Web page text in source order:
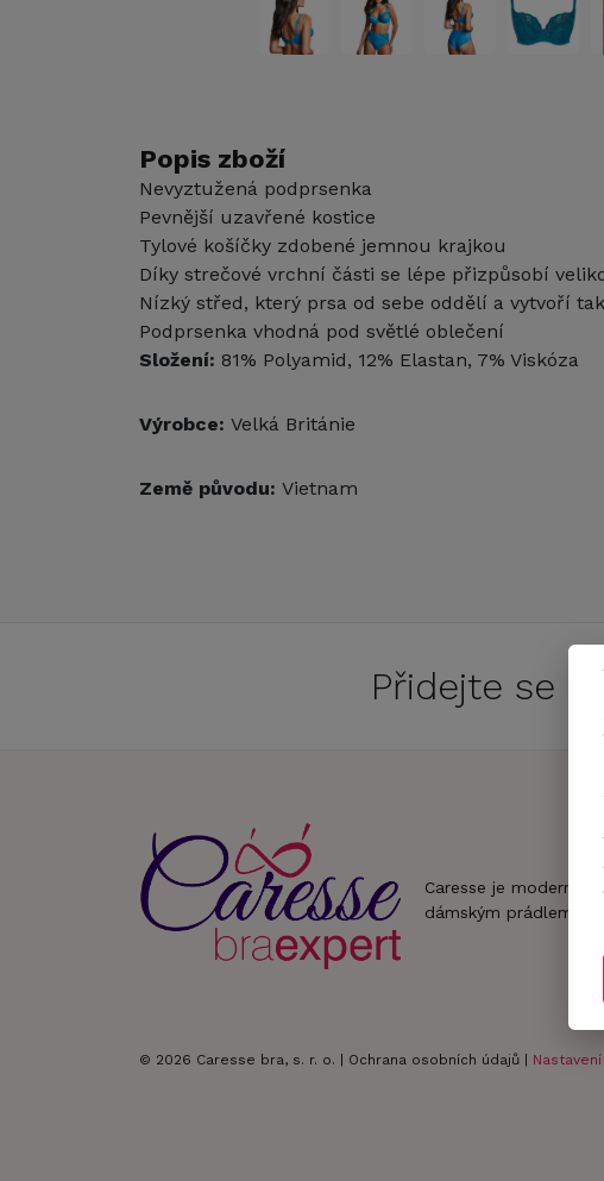
Popis zboží
Nevyztužená podprsenka
Pevnější uzavřené kostice
Tylové košíčky zdobené jemnou krajkou
Díky strečové vrchní části se lépe přizpůsobí
Nízký střed, který prsa od sebe oddělí a vytvoří
Podprsenka vhodná pod světlé oblečení
Složení: 81% Polyamid, 12% Elastan, 7% Viskóza
Výrobce: Velká Británie
Země původu: Vietnam
Přidejte se
Caresse je moderní
dámským prádlem.
© 2026 Caresse bra, s. r. o. | Ochrana osobních údajů